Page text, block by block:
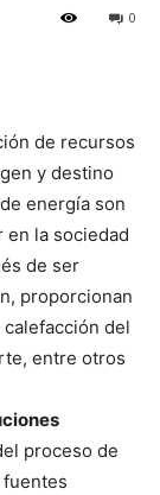
0
de recursos
y destino
energía son
la sociedad
de ser
proporcionan
del
entre otros
proceso de